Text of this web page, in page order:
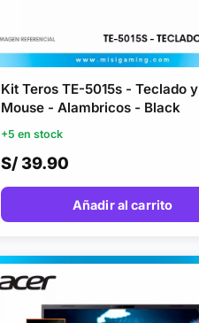
Kit Teros TE-5015s - Teclado y
Mouse - Alambricos - Black
+5 en stock
S/ 39.90
Añadir al carrito